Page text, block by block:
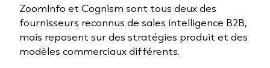
ZoomInfo et Cognism sont tous deux des
fournisseurs reconnus de sales intelligence B2B,
mais reposent sur des stratégies produit et des
modèles commerciaux différents.